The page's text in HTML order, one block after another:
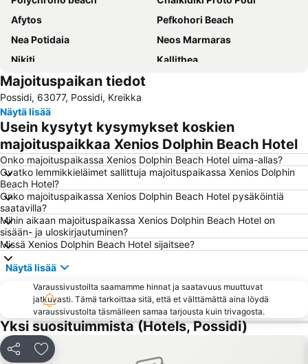
Afytos
Pefkohori Beach
Nea Potidaia
Neos Marmaras
Nikiti
Kallithea
Afytos Beach
Karidi
Kriopigi
Sunshine
Chanioti 3
Kalogria Beach
Lagomandra
Paradisos
Marina Porto Carras
Panagia Vourvourou
Majoituspaikan tiedot
Possidi, 63077, Possidi, Kreikka
Näytä lisää
Usein kysytyt kysymykset koskien
majoituspaikkaa Xenios Dolphin Beach Hotel
Onko majoituspaikassa Xenios Dolphin Beach Hotel uima-allas?
Ovatko lemmikkieläimet sallittuja majoituspaikassa Xenios Dolphin
Beach Hotel?
Onko majoituspaikassa Xenios Dolphin Beach Hotel pysäköintiä
saatavilla?
Mihin aikaan majoituspaikassa Xenios Dolphin Beach Hotel on
sisään- ja uloskirjautuminen?
Missä Xenios Dolphin Beach Hotel sijaitsee?
Näytä lisää
Varaussivustoilta saamamme hinnat ja saatavuus muuttuvat
jatkuvasti. Tämä tarkoittaa sitä, että et välttämättä aina löydä
varaussivustolta täsmälleen samaa tarjousta kuin trivagosta.
Yksi suosituimmista (Hotels, Possidi)
Jaa Lisää suosikkeihin